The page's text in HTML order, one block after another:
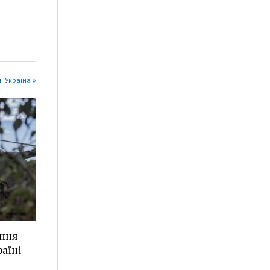
Україна »